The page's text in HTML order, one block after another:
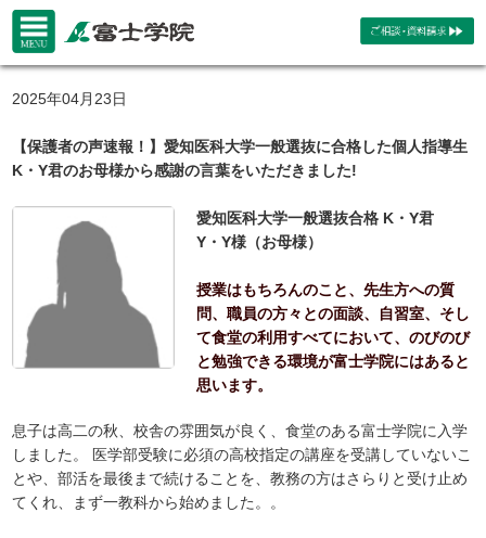
2025年04月23日
【保護者の声速報！】愛知医科大学一般選抜に合格した個人指導生
K・Y君のお母様から感謝の言葉をいただきました!
愛知医科大学一般選抜合格 K・Y君
Y・Y様（お母様）
授業はもちろんのこと、先生方への質
問、職員の方々との面談、自習室、そし
て食堂の利用すべてにおいて、のびのび
と勉強できる環境が富士学院にはあると
思います。
息子は高二の秋、校舎の雰囲気が良く、食堂のある富士学院に入学
しました。 医学部受験に必須の高校指定の講座を受講していないこ
とや、部活を最後まで続けることを、教務の方はさらりと受け止め
てくれ、まず一教科から始めました。。